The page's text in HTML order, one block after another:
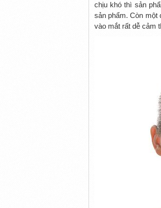
chịu khó thì sản
sản phẩm. Còn một
vào mắt rất dễ cảm